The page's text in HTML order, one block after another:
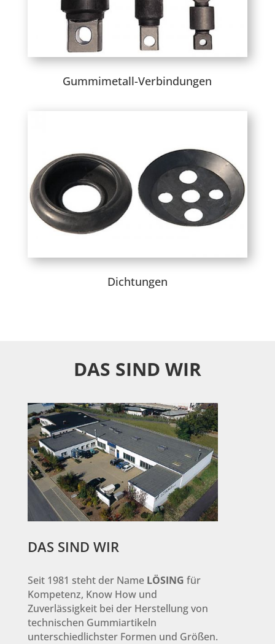
Gummimetall-Verbindungen
Dichtungen
DAS SIND WIR
DAS SIND WIR
Seit 1981 steht der Name LÖSING für
Kompetenz, Know How und
Zuverlässigkeit bei der Herstellung von
technischen Gummiartikeln
unterschiedlichster Formen und Größen.